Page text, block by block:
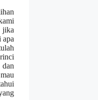
apa